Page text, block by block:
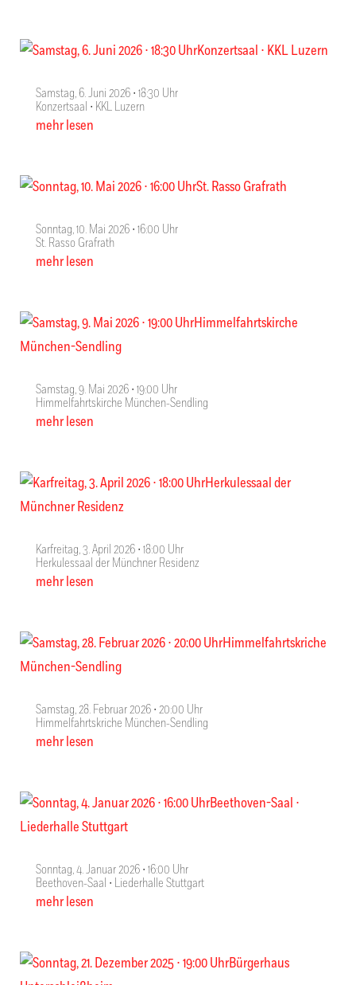
Samstag, 6. Juni 2026 ∙ 18:30 Uhr
Konzertsaal ∙ KKL Luzern
mehr lesen
Sonntag, 10. Mai 2026 ∙ 16:00 Uhr
St. Rasso Grafrath
mehr lesen
Samstag, 9. Mai 2026 ∙ 19:00 Uhr
Himmelfahrtskirche München-Sendling
mehr lesen
Karfreitag, 3. April 2026 ∙ 18:00 Uhr
Herkulessaal der Münchner Residenz
mehr lesen
Samstag, 28. Februar 2026 ∙ 20:00 Uhr
Himmelfahrtskriche München-Sendling
mehr lesen
Sonntag, 4. Januar 2026 ∙ 16:00 Uhr
Beethoven-Saal ∙ Liederhalle Stuttgart
mehr lesen